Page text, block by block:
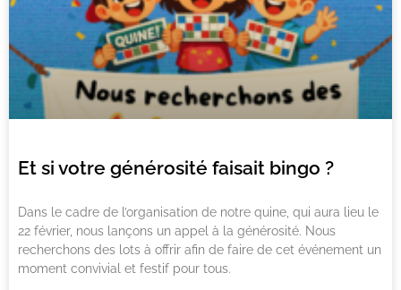
Et si votre générosité faisait bingo ?
Dans le cadre de l’organisation de notre quine, qui aura lieu le
22 février, nous lançons un appel à la générosité. Nous
recherchons des lots à offrir afin de faire de cet événement un
moment convivial et festif pour tous.